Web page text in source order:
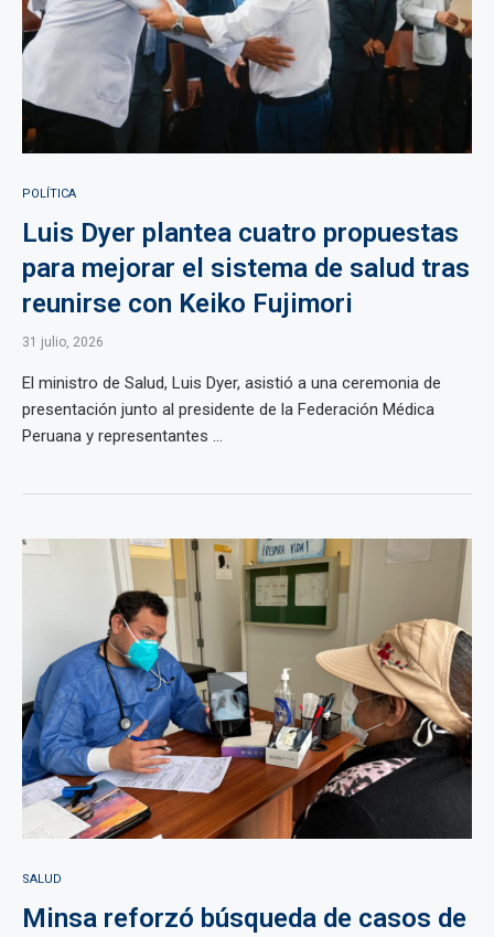
POLÍTICA
Luis Dyer plantea cuatro propuestas
para mejorar el sistema de salud tras
reunirse con Keiko Fujimori
31 julio, 2026
El ministro de Salud, Luis Dyer, asistió a una ceremonia de
presentación junto al presidente de la Federación Médica
Peruana y representantes ...
SALUD
Minsa reforzó búsqueda de casos de